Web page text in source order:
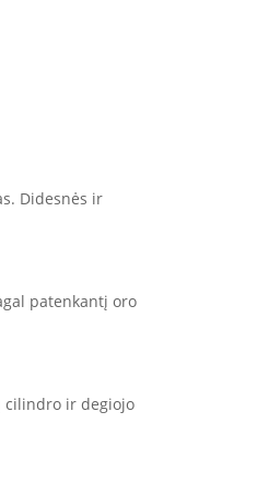
Didesnės ir
patenkantį oro
cilindro ir degiojo